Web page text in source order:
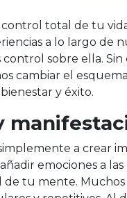
total de tu
a lo largo de
sobre ella.
cambiar el
y éxito.
a crear
emociones a
de tu mente.